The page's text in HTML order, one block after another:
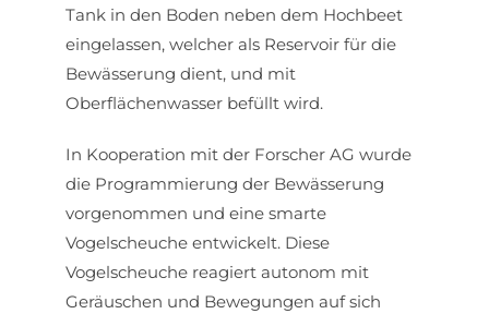
Tank in den Boden neben dem Hochbeet
eingelassen, welcher als Reservoir für die
Bewässerung dient, und mit
Oberflächenwasser befüllt wird.
In Kooperation mit der Forscher AG wurde
die Programmierung der Bewässerung
vorgenommen und eine smarte
Vogelscheuche entwickelt. Diese
Vogelscheuche reagiert autonom mit
Geräuschen und Bewegungen auf sich